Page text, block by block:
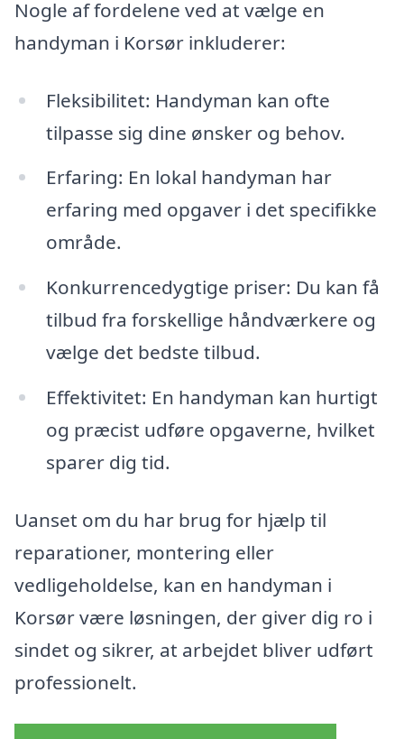
Nogle af fordelene ved at vælge en
handyman i Korsør inkluderer:
Fleksibilitet: Handyman kan ofte
tilpasse sig dine ønsker og behov.
Erfaring: En lokal handyman har
erfaring med opgaver i det specifikke
område.
Konkurrencedygtige priser: Du kan få
tilbud fra forskellige håndværkere og
vælge det bedste tilbud.
Effektivitet: En handyman kan hurtigt
og præcist udføre opgaverne, hvilket
sparer dig tid.
Uanset om du har brug for hjælp til
reparationer, montering eller
vedligeholdelse, kan en handyman i
Korsør være løsningen, der giver dig ro i
sindet og sikrer, at arbejdet bliver udført
professionelt.